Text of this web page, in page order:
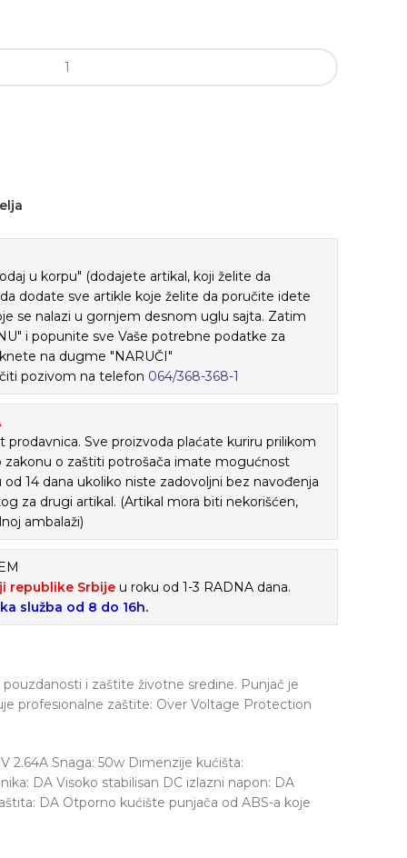
5.5*2.5 AS07264A količina
u korpu" (dodajete artikal, koji želite da
dodate sve artikle koje želite da poručite idete
se nalazi u gornjem desnom uglu sajta. Zatim
i popunite sve Vaše potrebne podatke za
na dugme "NARUČI"
pozivom na telefon 064/368-368-1
prodavnica. Sve proizvoda plaćate kuriru prilikom
zakonu o zaštiti potrošača imate mogućnost
od 14 dana ukoliko niste zadovoljni bez navođenja
za drugi artikal. (Artikal mora biti nekorišćen,
ambalaži)
republike Srbije u roku od 1-3 RADNA dana.
služba od 8 do 16h.
i zaštite životne sredine. Punjač je
profesionalne zaštite: Over Voltage Protection
2.64A Snaga: 50w Dimenzije kućišta:
DA Visoko stabilisan DC izlazni napon: DA
DA Otporno kućište punjača od ABS-a koje